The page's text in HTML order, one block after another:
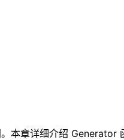
本章详细介绍